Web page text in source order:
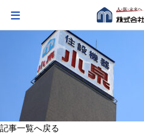
記事一覧へ戻る